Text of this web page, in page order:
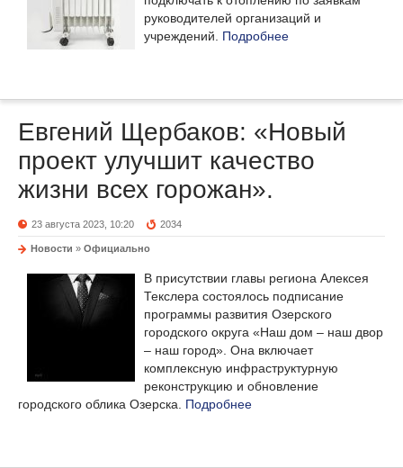
руководителей организаций и
учреждений. Подробнее
Евгений Щербаков: «Новый
проект улучшит качество
жизни всех горожан».
23 августа 2023, 10:20 2034
Новости » Официально
В присутствии главы региона Алексея
Текслера состоялось подписание
программы развития Озерского
городского округа «Наш дом – наш двор
– наш город». Она включает
комплексную инфраструктурную
реконструкцию и обновление
городского облика Озерска. Подробнее